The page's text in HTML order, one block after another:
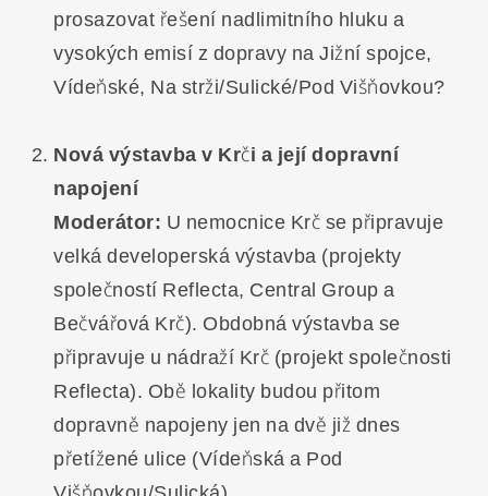
prosazovat řešení nadlimitního hluku a
vysokých emisí z dopravy na Jižní spojce,
Vídeňské, Na strži/Sulické/Pod Višňovkou?
Nová výstavba v Krči a její dopravní
napojení
Moderátor: U nemocnice Krč se připravuje
velká developerská výstavba (projekty
společností Reflecta, Central Group a
Bečvářová Krč). Obdobná výstavba se
připravuje u nádraží Krč (projekt společnosti
Reflecta). Obě lokality budou přitom
dopravně napojeny jen na dvě již dnes
přetížené ulice (Vídeňská a Pod